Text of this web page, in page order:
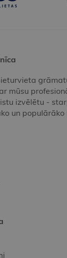
mūsu
izvēlētu -
un populārāko